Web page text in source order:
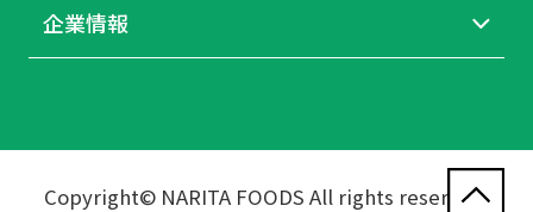
企業情報
Copyright© NARITA FOODS All rights reserved.